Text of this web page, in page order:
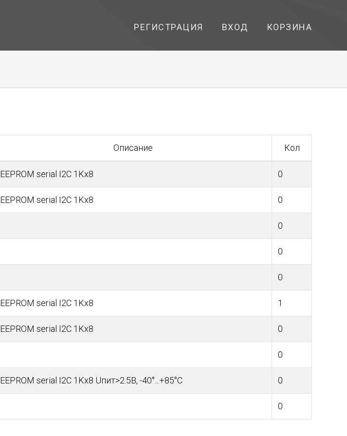
РЕГИСТРАЦИЯ ВХОД КОРЗИНА
Описание Кол
EEPROM serial I2C 1Kx8 0
EEPROM serial I2C 1Kx8 0
0
0
0
EEPROM serial I2C 1Kx8 1
EEPROM serial I2C 1Kx8 0
0
EEPROM serial I2C 1Kx8 Uпит>2.5В, -40°...+85°С 0
0